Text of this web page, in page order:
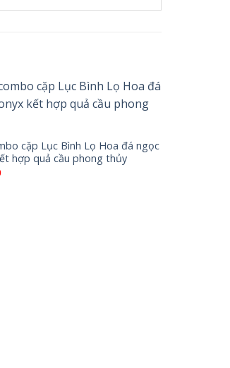
cặp Lục Bình Lọ Hoa đá ngọc
hợp quả cầu phong thủy